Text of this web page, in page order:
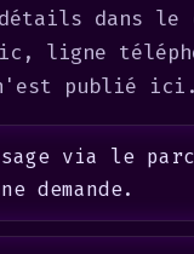
dans le
ligne
publié ici.
via le
demande.